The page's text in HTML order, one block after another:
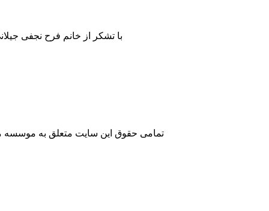
با تشکر از خانم فرح نجفی
تمامی حقوق این سایت متعلق به موسسه